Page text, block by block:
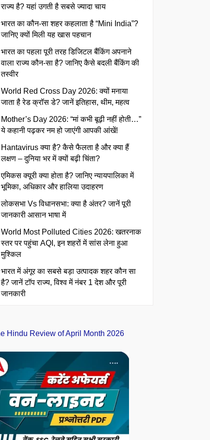
राज्य है? यहां उगती है सबसे ज्यादा चाय
भारत का कौन-सा शहर कहलाता है “Mini India”?
जानिए क्यों मिली यह खास पहचान
भारत का पहला पूरी तरह डिजिटल बैंकिंग अपनाने
वाला राज्य कौन-सा है? जानिए कैसे बदली बैंकिंग की
तस्वीर
World Red Cross Day 2026: क्यों मनाया
जाता है रेड क्रॉस डे? जानें इतिहास, थीम, महत्व
Mother’s Day 2026: “मां कभी बूढ़ी नहीं होती…”
ये कहानी पढ़कर नम हो जाएंगी आपकी आंखें!
Hantavirus क्या है? कैसे फैलता है और क्या हैं
लक्षण – दुनिया भर में क्यों बढ़ी चिंता?
एमिकस क्यूरी क्या होता है? जानिए न्यायपालिका में
भूमिका, अधिकार और हालिया उदाहरण
लोकसभा Vs विधानसभा: क्या है अंतर? जानें पूरी
जानकारी आसान भाषा में
World Most Polluted Cities 2026: खतरनाक
स्तर पर पहुंचा AQI, इन शहरों में सांस लेना हुआ
मुश्किल
भारत में अंगूर का सबसे बड़ा उत्पादक शहर कौन सा
है? जानें टॉप राज्य, विश्व में नंबर 1 देश और पूरी
जानकारी